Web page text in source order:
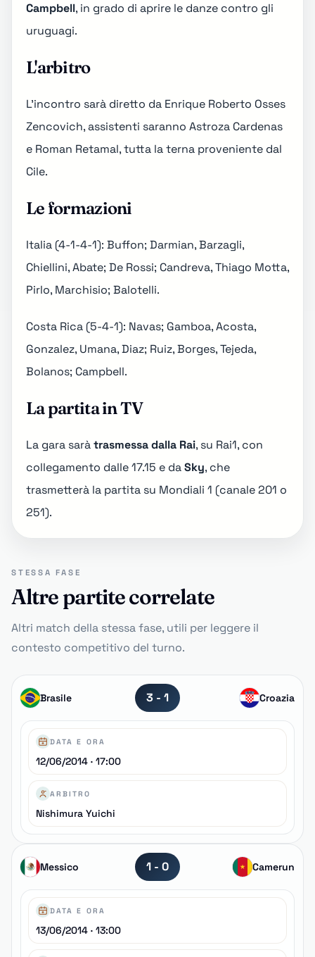
Campbell, in grado di aprire le danze contro gli
uruguagi.
L'arbitro
L'incontro sarà diretto da Enrique Roberto Osses
Zencovich, assistenti saranno Astroza Cardenas
e Roman Retamal, tutta la terna proveniente dal
Cile.
Le formazioni
Italia (4-1-4-1): Buffon; Darmian, Barzagli,
Chiellini, Abate; De Rossi; Candreva, Thiago Motta,
Pirlo, Marchisio; Balotelli.
Costa Rica (5-4-1): Navas; Gamboa, Acosta,
Gonzalez, Umana, Diaz; Ruiz, Borges, Tejeda,
Bolanos; Campbell.
La partita in TV
La gara saràtrasmessa dalla Rai, su Rai1, con
collegamento dalle 17.15 e daSky, che
trasmetterà la partita su Mondiali 1 (canale 201 o
251).
STESSA FASE
Altre partite correlate
Altri match della stessa fase, utili per leggere il
contesto competitivo del turno.
Brasile 3 - 1 Croazia
DATA E ORA
12/06/2014 · 17:00
ARBITRO
Nishimura Yuichi
Messico 1 - 0 Camerun
DATA E ORA
13/06/2014 · 13:00